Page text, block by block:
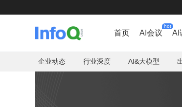
首页 AI会议
hot
AI
企业动态 行业深度 AI&大模型